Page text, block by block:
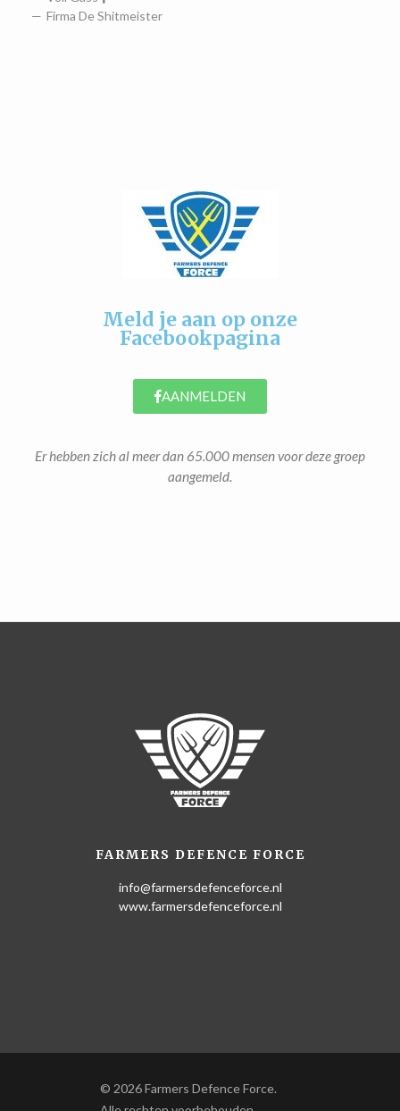
Firma De Shitmeister
Meld je aan op onze
Facebookpagina
AANMELDEN
Er hebben zich al meer dan 65.000 mensen voor deze groep
aangemeld.
FARMERS DEFENCE FORCE
info@farmersdefenceforce.nl
www.farmersdefenceforce.nl
© 2026 Farmers Defence Force.